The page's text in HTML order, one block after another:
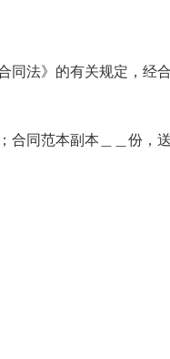
同法》的有关规定，经
同范本副本＿＿份，送